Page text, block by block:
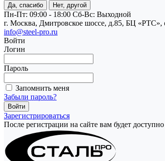
Да, спасибо Нет, другой
Пн-Пт: 09:00 - 18:00 Cб-Вс: Выходной
г. Москва, Дмитровское шоссе, д.85, БЦ «РТС»,
info@steel-pro.ru
Войти
Логин
Пароль
Запомнить меня
Забыли пароль?
Зарегистрироваться
После регистрации на сайте вам будет